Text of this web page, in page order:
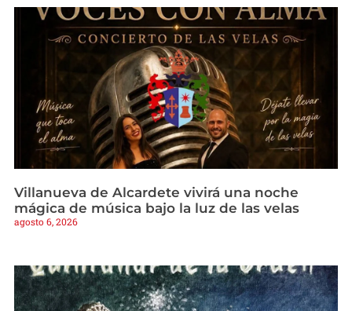
Villanueva de Alcardete vivirá una noche
mágica de música bajo la luz de las velas
agosto 6, 2026